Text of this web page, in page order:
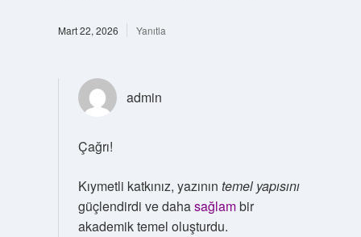
Mart 22, 2026 Yanıtla
admin
Çağrı!
Kıymetli katkınız, yazının temel yapısını
güçlendirdi ve dahasağlambir
akademik temel oluşturdu.